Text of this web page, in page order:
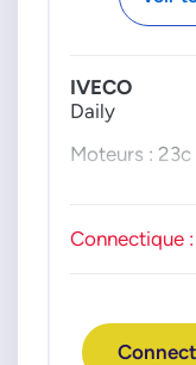
IVECO
Daily
Moteurs :
Connectique